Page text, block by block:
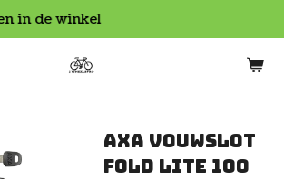
Hoogwaardige producten
AXA Vouwslot
Fold Lite 100